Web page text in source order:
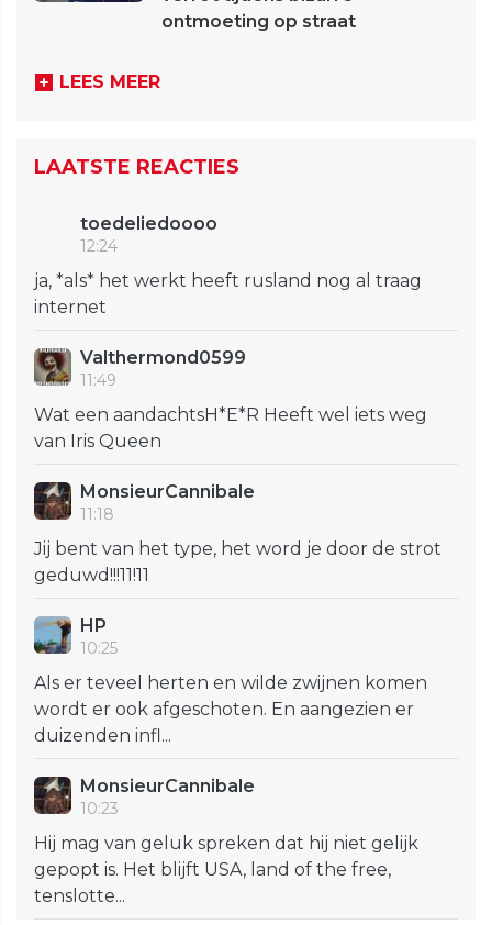
ontmoeting op straat
LEES MEER
LAATSTE REACTIES
toedeliedoooo
12:24
ja, *als* het werkt heeft rusland nog al traag
internet
Valthermond0599
11:49
Wat een aandachtsH*E*R Heeft wel iets weg
van Iris Queen
MonsieurCannibale
11:18
Jij bent van het type, het word je door de strot
geduwd!!!11!11
HP
10:25
Als er teveel herten en wilde zwijnen komen
wordt er ook afgeschoten. En aangezien er
duizenden infl...
MonsieurCannibale
10:23
Hij mag van geluk spreken dat hij niet gelijk
gepopt is. Het blijft USA, land of the free,
tenslotte...